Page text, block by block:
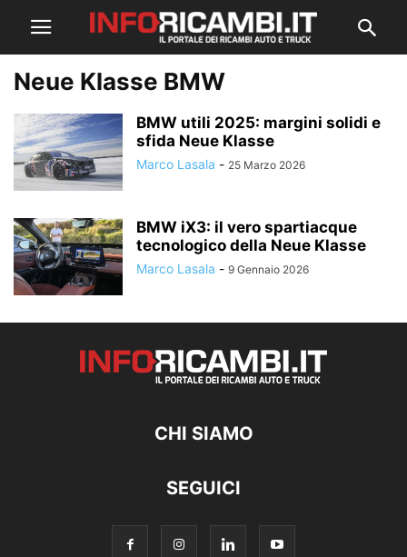
Neue Klasse BMW
BMW utili 2025: margini solidi e
sfida Neue Klasse
Marco Lasala - 25 Marzo 2026
BMW iX3: il vero spartiacque
tecnologico della Neue Klasse
Marco Lasala - 9 Gennaio 2026
CHI SIAMO
SEGUICI